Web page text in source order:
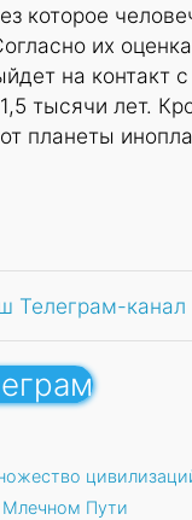
которое
их
на контакт
тысячи лет.
планеты
Телеграм-канал
Млечном Пути